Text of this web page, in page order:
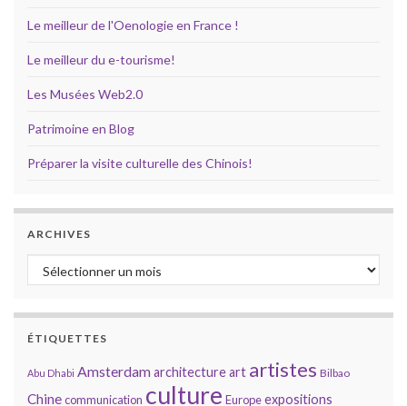
Le meilleur de l'Oenologie en France !
Le meilleur du e-tourisme!
Les Musées Web2.0
Patrimoine en Blog
Préparer la visite culturelle des Chinois!
ARCHIVES
Archives
ÉTIQUETTES
Abu Dhabi Amsterdamarchitectureart artistes Bilbao
Chinecommunication culture Europeexpositions